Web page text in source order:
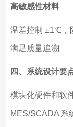
高敏感性材料
温差控制 ±1℃，
满足质量追溯
四、系统设计要
模块化硬件和软
MES/SCADA 系